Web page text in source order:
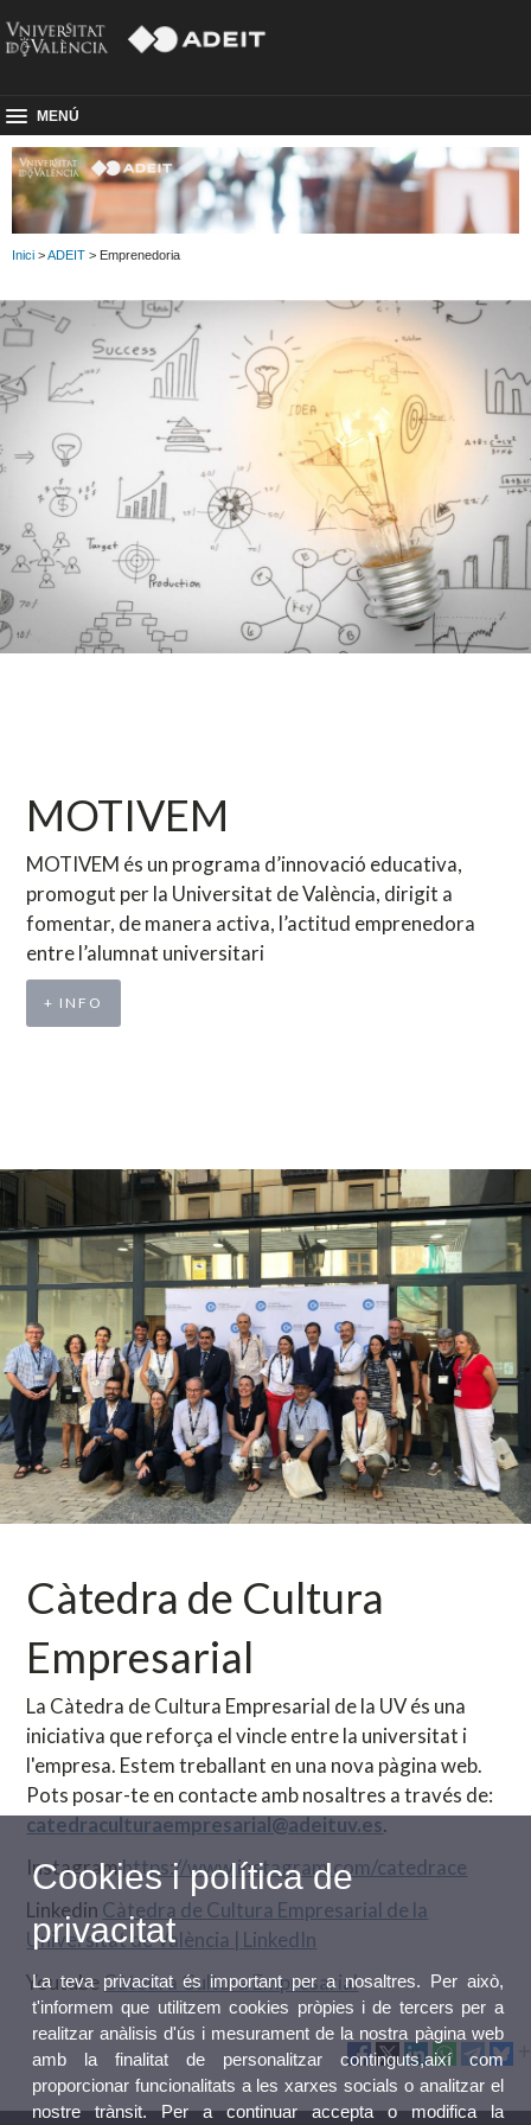
MENÚ
Inici >ADEIT > Emprenedoria
MOTIVEM
MOTIVEM és un programa d’innovació educativa,
promogut per la Universitat de València, dirigit a
fomentar, de manera activa, l’actitud emprenedora
entre l’alumnat universitari
+ INFO
Càtedra de Cultura
Empresarial
La Càtedra de Cultura Empresarial de la UV és una
iniciativa que reforça el vincle entre la universitat i
l'empresa. Estem treballant en una nova pàgina web.
Pots posar-te en contacte amb nosaltres a través de:
catedraculturaempresarial@adeituv.es.
Instagramhttps://www.instagram.com/catedrace
Linkedin Càtedra de Cultura Empresarial de la
Universitat de València | LinkedIn
Youtube Càtedra Cultura Empresarial
Cookies i política de
privacitat
La teva privacitat és important per a nosaltres. Per això,
t'informem que utilitzem cookies pròpies i de tercers per a
realitzar anàlisis d'ús i mesurament de la nostra pàgina web
amb la finalitat de personalitzar continguts,així com
proporcionar funcionalitats a les xarxes socials o analitzar el
nostre trànsit. Per a continuar accepta o modifica la